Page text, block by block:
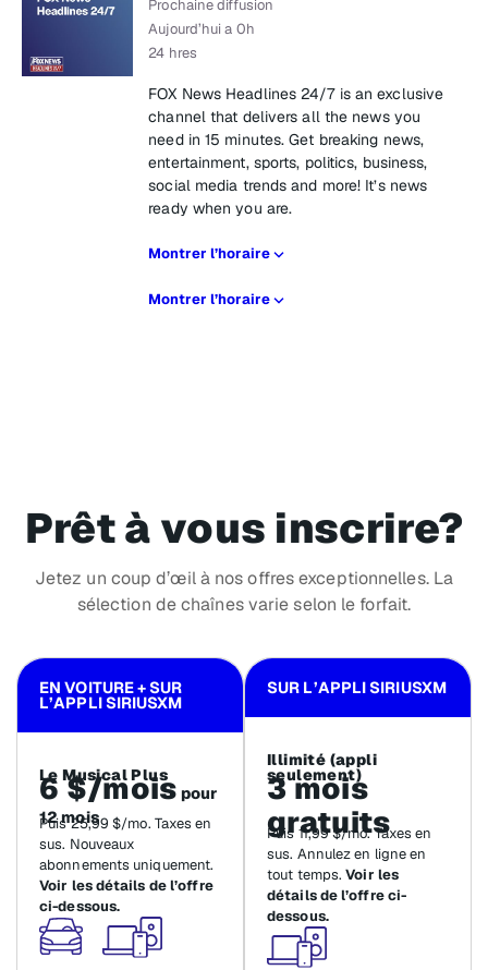
Prochaine diffusion
Aujourd’hui a 0h
24 hres
FOX News Headlines 24/7 is an exclusive
channel that delivers all the news you
need in 15 minutes. Get breaking news,
entertainment, sports, politics, business,
social media trends and more! It’s news
ready when you are.
Montrer l’horaire
Montrer l’horaire
Prêt à vous inscrire?
Jetez un coup d’œil à nos offres exceptionnelles. La
sélection de chaînes varie selon le forfait.
EN VOITURE + SUR
L’APPLI SIRIUSXM
Le Musical Plus
6 $/mois pour
12 mois
Puis 25,99 $/mo. Taxes en
sus. Nouveaux
abonnements uniquement.
Voir les détails de l’offre
ci-dessous.
SUR L’APPLI SIRIUSXM
Illimité (appli
seulement)
3 mois
gratuits
Puis 11,99 $/mo. Taxes en
sus. Annulez en ligne en
tout temps.Voir les
détails de l’offre ci-
dessous.